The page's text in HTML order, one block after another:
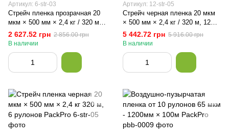
Артикул: 6-str-03
Стрейч пленка прозрачная 20
мкм × 500 мм × 2,4 кг / 320 м,
6 рулонов PackPro
2 627.52 грн 2 856.00 грн
В наличии
Артикул: 12-str-05
Стрейч черная пленка 20 мкм
× 500 мм × 2,4 кг / 320 м, 12
рулона PackPro
5 442.72 грн 5 916.00 грн
В наличии